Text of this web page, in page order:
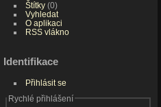
Štítky(0)
Vyhledat
O aplikaci
RSS vlákno
Identifikace
Přihlásit se
Rychlé přihlášení